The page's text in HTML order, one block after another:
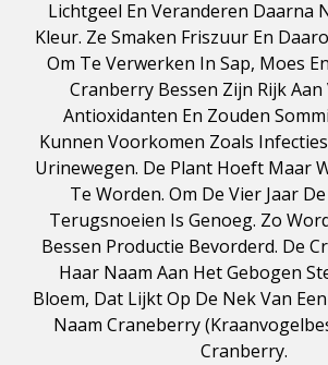
Lichtgeel En Veranderen Daarna
Kleur. Ze Smaken Friszuur En
Om Te Verwerken In Sap, Moes
Cranberry Bessen Zijn Rijk Aan
Antioxidanten En Zouden
Kunnen Voorkomen Zoals
Urinewegen. De Plant Hoeft Maar
Te Worden. Om De Vier Jaar
Terugsnoeien Is Genoeg. Zo
Bessen Productie Bevorderd. De
Haar Naam Aan Het Gebogen
Bloem, Dat Lijkt Op De Nek Van
Naam Craneberry
Cranberry.